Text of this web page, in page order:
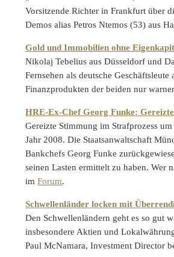
Vorsitzende Richter in Frankfurt über
Demos alias Petros Ntemos (53) aus
Gold und Immobilien ohne
Nikolaj Tebelius aus Düsseldorf und
Fernsehen als deutsche
Finanzprodukten der beiden nur
HRE-Ex-Chef Georg Funke:
Gereizte Stimmung im Strafprozess
Jahr 2008. Die Staatsanwaltschaft
Bankchefs Georg Funke
seinen Lasten ermittelt zu haben. Wer
imForum.
Schwellenländer locken mit
Den Schwellenländern geht es so gut
insbesondere Aktien und
Paul McNamara, Investment Director